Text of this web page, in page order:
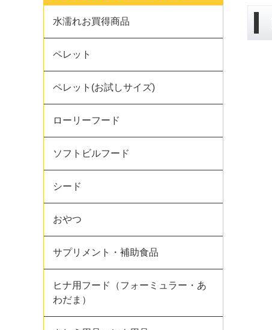
水濡れお買得商品
ペレット
ペレット(お試しサイズ)
ローリーフード
ソフトビルフード
シード
おやつ
サプリメント・補助食品
ヒナ用フード（フォーミュラー・あ
わだま）